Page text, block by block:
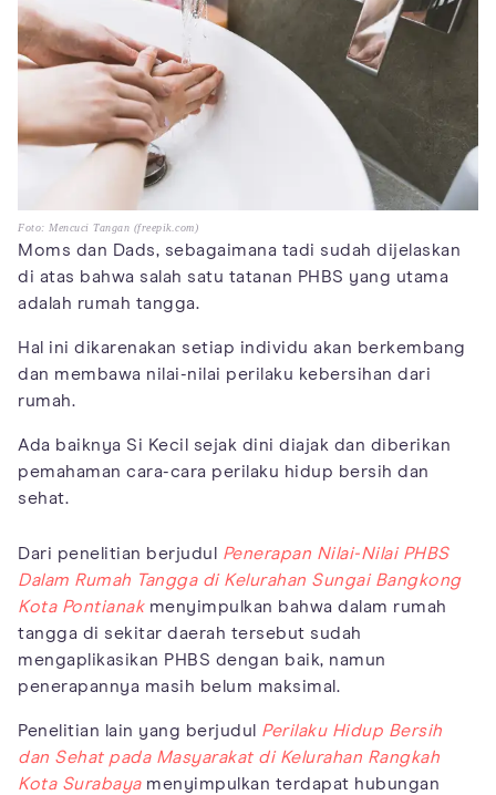
Foto: Mencuci Tangan (freepik.com)
Moms dan Dads, sebagaimana tadi sudah dijelaskan
di atas bahwa salah satu tatanan PHBS yang utama
adalah rumah tangga.
Hal ini dikarenakan setiap individu akan berkembang
dan membawa nilai-nilai perilaku kebersihan dari
rumah.
Ada baiknya Si Kecil sejak dini diajak dan diberikan
pemahaman cara-cara perilaku hidup bersih dan
sehat.
Dari penelitian berjudul Penerapan Nilai-Nilai PHBS
Dalam Rumah Tangga di Kelurahan Sungai Bangkong
Kota Pontianakmenyimpulkan bahwa dalam rumah
tangga di sekitar daerah tersebut sudah
mengaplikasikan PHBS dengan baik, namun
penerapannya masih belum maksimal.
Penelitian lain yang berjudul Perilaku Hidup Bersih
dan Sehat pada Masyarakat di Kelurahan Rangkah
Kota Surabayamenyimpulkan terdapat hubungan